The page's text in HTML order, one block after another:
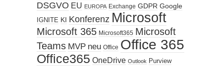
DSGVO EU EUROPA Exchange GDPR Google
IGNITE KI Konferenz Microsoft
Microsoft 365 Microsoft365 Microsoft
Teams MVP neu Office Office 365
Office365 OneDrive Outlook Purview